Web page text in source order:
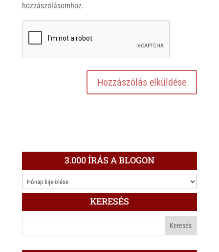
hozzászólásomhoz.
3.000 ÍRÁS A BLOGON
3.000
ÍRÁS
KERESÉS